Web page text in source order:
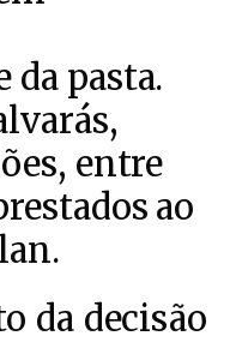
da pasta.
entre
ao
da decisão